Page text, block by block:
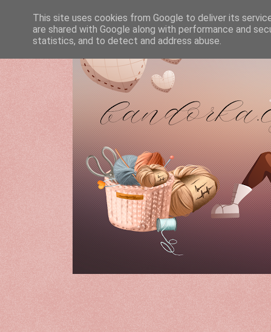
This site uses cookies from Google to deliver its
are shared with Google along with performance and
statistics, and to detect and address abuse.